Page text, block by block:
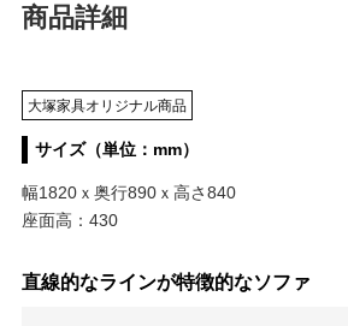
商品詳細
大塚家具オリジナル商品
サイズ（単位：mm）
幅1820ｘ奥行890ｘ高さ840
座面高：430
直線的なラインが特徴的なソファ